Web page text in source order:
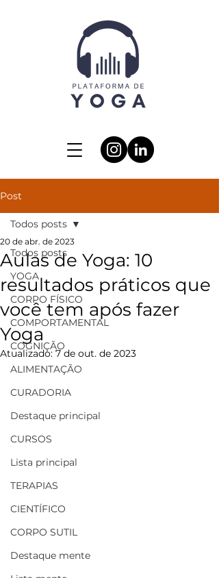
Post
Todos posts
YOGA
CORPO FÍSICO
COMPORTAMENTAL
COGNIÇÃO
ALIMENTAÇÃO
CURADORIA
Destaque principal
CURSOS
Lista principal
TERAPIAS
CIENTÍFICO
CORPO SUTIL
Destaque mente
Todos posts
Aulas de Yoga: 10
resultados práticos que
você tem após fazer
Yoga
20 de abr. de 2023
Atualizado: 7 de out. de 2023